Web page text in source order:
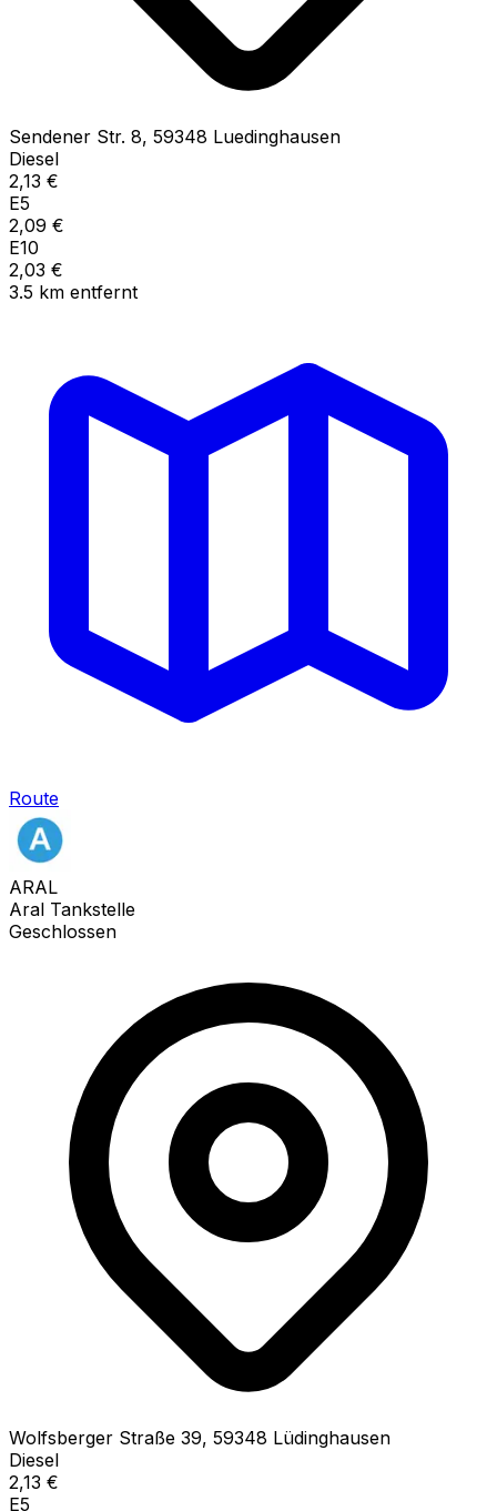
Sendener Str. 8, 59348 Luedinghausen
Diesel
2,13 €
E5
2,09 €
E10
2,03 €
3.5 km entfernt
Route
ARAL
Aral Tankstelle
Geschlossen
Wolfsberger Straße 39, 59348 Lüdinghausen
Diesel
2,13 €
E5